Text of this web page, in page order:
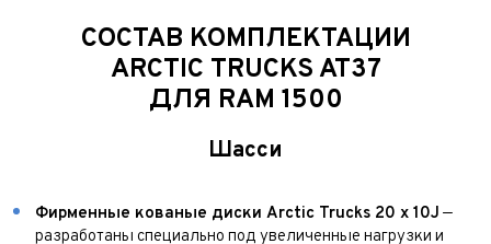
СОСТАВ КОМПЛЕКТАЦИИ
ARCTIC TRUCKS AT37
ДЛЯ RAM 1500
Шасси
Фирменные кованые диски Arctic Trucks 20 x 10J —
разработаны специально под увеличенные нагрузки и